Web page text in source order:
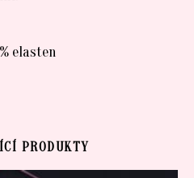
elasten
PRODUKTY